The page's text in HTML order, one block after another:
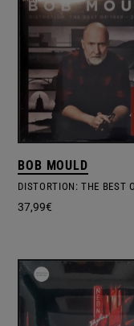
BOB MOULD
37,99€